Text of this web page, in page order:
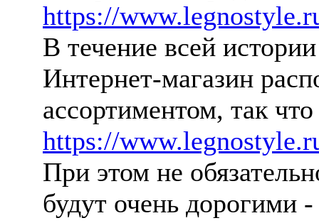
https://
В течение всей
Интернет-магазин
ассортиментом, так
https://
При этом не
будут очень дорогими -